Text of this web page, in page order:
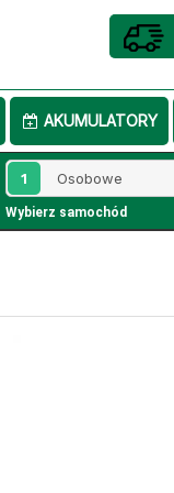
AKUMULATORY
1
Wybierz samochód